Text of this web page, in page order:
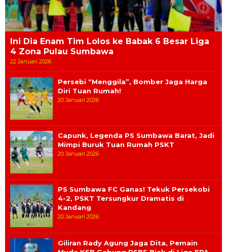
Ini Dia Enam Tim Lolos ke Babak 6 Besar Liga
4 Zona Pulau Sumbawa
22 Januari 2026
Persebi “Menggila”, Bomber Jaga Harga
Diri Tuan Rumah!
20 Januari 2026
Capunk, Legenda PS Sumbawa Barat, Jadi
Mimpi Buruk Tuan Rumah PSKT
20 Januari 2026
PS Sumbawa FC Ganas! Tekuk Persekobi
4-2, PSKT Tersungkur Dramatis di
Kandang
20 Januari 2026
Giliran Rady Agung Jaga Dita, Pemain